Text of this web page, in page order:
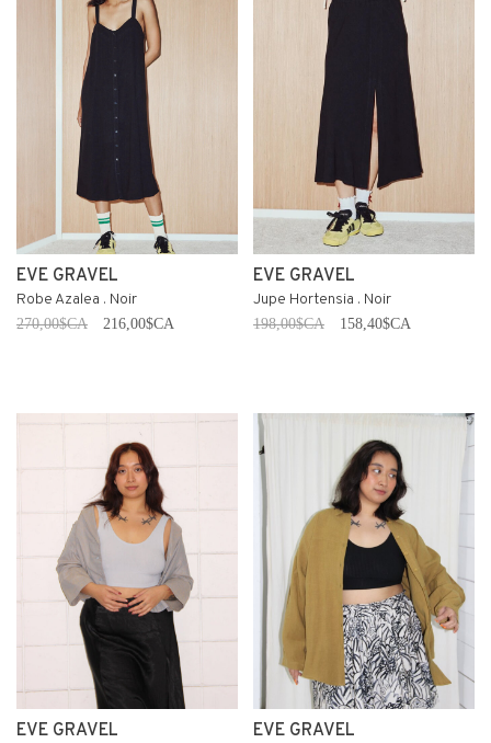
EVE GRAVEL
Robe Azalea . Noir
270,00$CA 216,00$CA
EVE GRAVEL
Jupe Hortensia . Noir
198,00$CA 158,40$CA
EVE GRAVEL EVE GRAVEL